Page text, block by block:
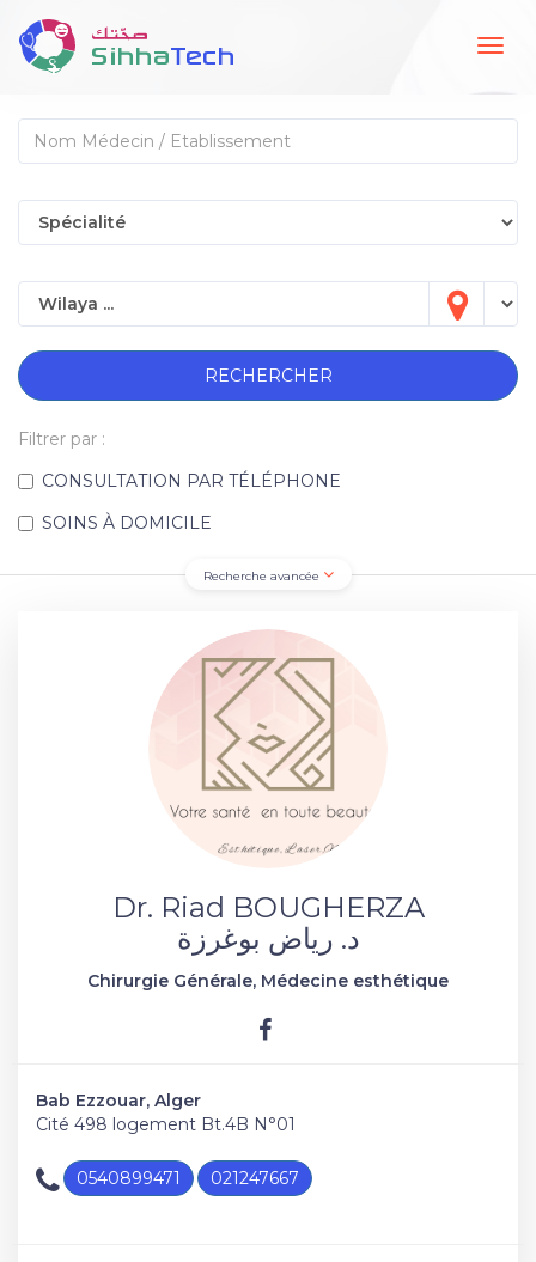
RECHERCHER
Filtrer par :
CONSULTATION PAR TÉLÉPHONE
SOINS À DOMICILE
Recherche avancée
Dr. Riad BOUGHERZA
د. رياض بوغرزة
Chirurgie Générale, Médecine esthétique
Bab Ezzouar, Alger
Cité 498 logement Bt.4B N°01
0540899471 021247667